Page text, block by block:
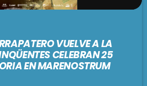
LIVE
SOCIAL CLUB
- 5:00 pm
VUELVE A LA
CELEBRAN 25
EN MARENOSTRUM